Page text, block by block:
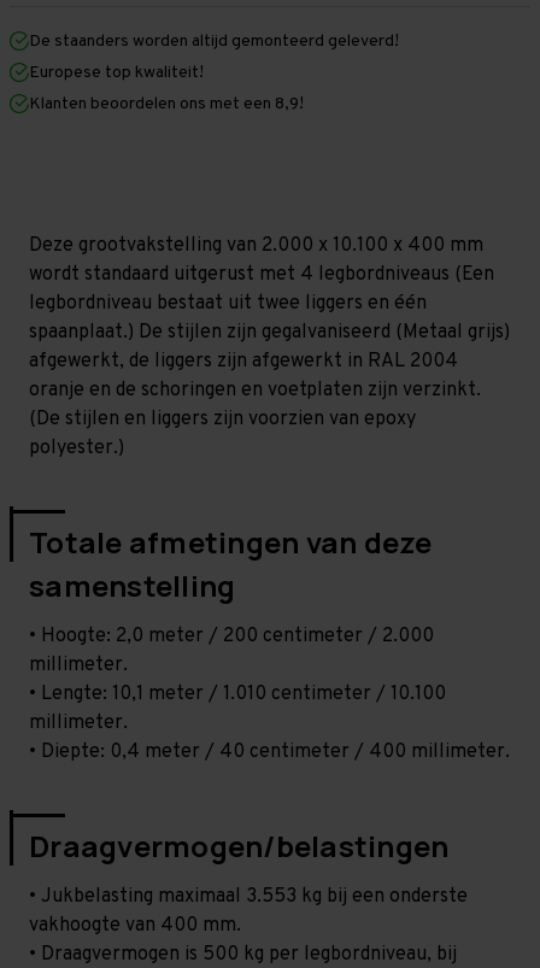
mm
x
400
mm
mm
400
mm
De staanders worden altijd gemonteerd geleverd!
Europese top kwaliteit!
Klanten beoordelen ons met een 8,9!
Deze grootvakstelling van 2.000 x 10.100 x 400 mm
wordt standaard uitgerust met 4 legbordniveaus (Een
legbordniveau bestaat uit twee liggers en één
spaanplaat.) De stijlen zijn gegalvaniseerd (Metaal grijs)
afgewerkt, de liggers zijn afgewerkt in RAL 2004
oranje en de schoringen en voetplaten zijn verzinkt.
(De stijlen en liggers zijn voorzien van epoxy
polyester.)
Totale afmetingen van deze
samenstelling
• Hoogte: 2,0 meter / 200 centimeter / 2.000
millimeter.
• Lengte: 10,1 meter / 1.010 centimeter / 10.100
millimeter.
• Diepte: 0,4 meter / 40 centimeter / 400 millimeter.
Draagvermogen/belastingen
• Jukbelasting maximaal 3.553 kg bij een onderste
vakhoogte van 400 mm.
• Draagvermogen is 500 kg per legbordniveau, bij